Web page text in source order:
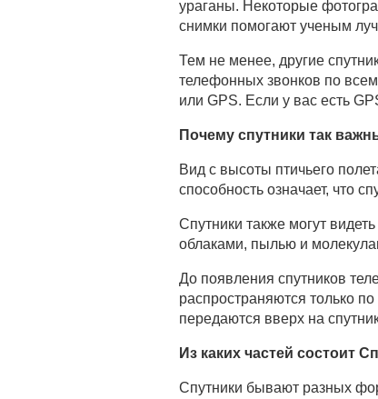
ураганы. Некоторые
снимки помогают ученым
Тем не менее, другие
телефонных звонков по
или GPS. Если у вас есть
Почему спутники так
Вид с высоты птичьего
способность означает, что
Спутники также могут
облаками, пылью и
До появления спутников
распространяются только
передаются вверх на
Из каких частей состоит
Спутники бывают разных